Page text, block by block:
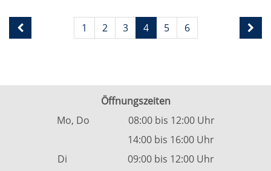
Seite
4
Seiten
blättern
1 2 3 4 5 6
Öffnungszeiten
Mo, Do 08:00 bis 12:00 Uhr
14:00 bis 16:00 Uhr
Di 09:00 bis 12:00 Uhr